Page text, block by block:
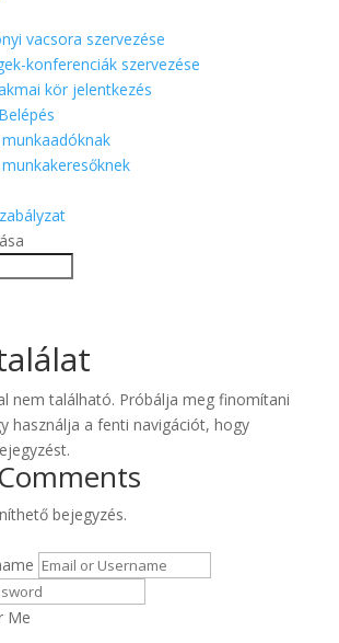
vacsora szervezése
konferenciák szervezése
kör jelentkezés
nem található. Próbálja meg finomítani
használja a fenti navigációt, hogy
bejegyzés.
Me